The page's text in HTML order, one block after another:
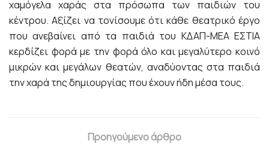
χαμόγελα χαράς στα πρόσωπα των παιδιών του
κέντρου. Αξίζει να τονίσουμε ότι κάθε θεατρικό έργο
που ανεβαίνει από τα παιδιά του ΚΔΑΠ-ΜΕΑ ΕΣΤΙΑ
κερδίζει φορά με την φορά όλο και μεγαλύτερο κοινό
μικρών και μεγάλων θεατών, αναδύοντας στα παιδιά
την χαρά της δημιουργίας που έχουν ήδη μέσα τους.
Προηγούμενο άρθρο